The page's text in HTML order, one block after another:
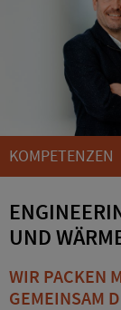
KOMPETENZEN
UND
WIR PACKEN
GEMEINSAM